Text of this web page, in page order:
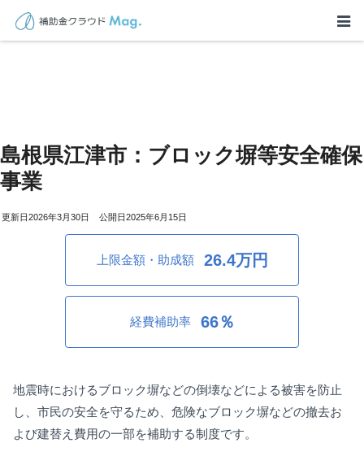
島根県江津市：ブロック塀等安全確保
事業
2026年3月30日 2025年6月15日
上限金額・助成額 26.4万円
経費補助率 66％
地震時におけるブロック塀などの倒壊などによる被害を防止
し、市民の安全を守るため、危険なブロック塀などの撤去お
よび建替え費用の一部を補助する制度です。